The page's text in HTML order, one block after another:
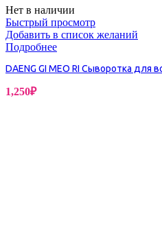
Нет в наличии
Быстрый просмотр
Добавить в список желаний
Подробнее
DAENG GI MEO RI Сыворотка для
1,250₽